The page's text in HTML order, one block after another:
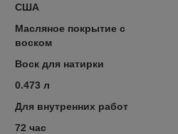
США
Масляное покрытие с
воском
Воск для натирки
0.473 л
Для внутренних работ
72 час